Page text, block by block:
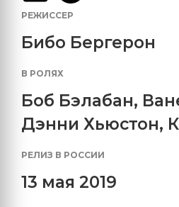
РЕЖИССЕР
Бибо Бергерон
В РОЛЯХ
Боб Бэлабан,
Дэнни Хьюстон,
РЕЛИЗ В РОССИИ
13 мая 2019